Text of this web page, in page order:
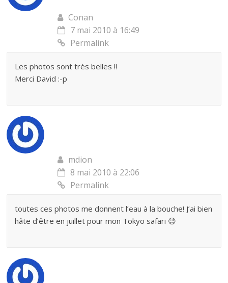
Conan
7 mai 2010 à 16:49
Permalink
Les photos sont très belles !!
Merci David :-p
mdion
8 mai 2010 à 22:06
Permalink
toutes ces photos me donnent l’eau à la bouche! J’ai bien
hâte d’être en juillet pour mon Tokyo safari 😉